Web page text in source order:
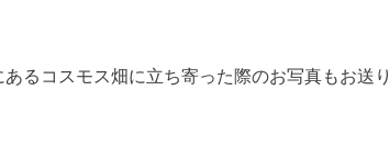
るコスモス畑に立ち寄った際のお写真もお送り